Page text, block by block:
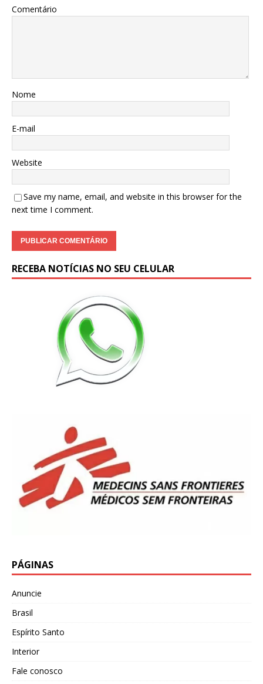
Comentário
Nome
E-mail
Website
Save my name, email, and website in this browser for the
next time I comment.
RECEBA NOTÍCIAS NO SEU CELULAR
PÁGINAS
Anuncie
Brasil
Espírito Santo
Interior
Fale conosco